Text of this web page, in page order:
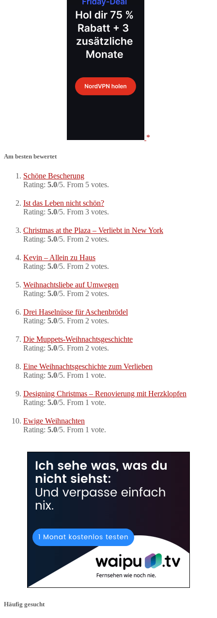
Am besten bewertet
Schöne Bescherung
Rating: 5.0/5. From 5 votes.
Ist das Leben nicht schön?
Rating: 5.0/5. From 3 votes.
Christmas at the Plaza – Verliebt in New York
Rating: 5.0/5. From 2 votes.
Kevin – Allein zu Haus
Rating: 5.0/5. From 2 votes.
Weihnachtsliebe auf Umwegen
Rating: 5.0/5. From 2 votes.
Drei Haselnüsse für Aschenbrödel
Rating: 5.0/5. From 2 votes.
Die Muppets-Weihnachtsgeschichte
Rating: 5.0/5. From 2 votes.
Eine Weihnachtsgeschichte zum Verlieben
Rating: 5.0/5. From 1 vote.
Designing Christmas – Renovierung mit Herzklopfen
Rating: 5.0/5. From 1 vote.
Ewige Weihnachten
Rating: 5.0/5. From 1 vote.
Häufig gesucht